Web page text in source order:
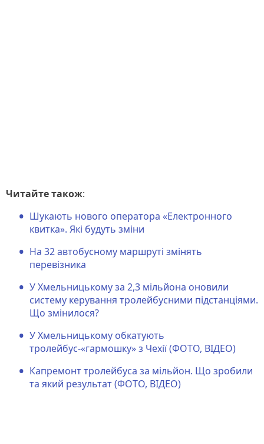
Читайте також:
Шукають нового оператора «Електронного
квитка». Які будуть зміни
На 32 автобусному маршруті змінять
перевізника
У Хмельницькому за 2,3 мільйона оновили
систему керування тролейбусними підстанціями.
Що змінилося?
У Хмельницькому обкатують
тролейбус-«гармошку» з Чехії (ФОТО, ВІДЕО)
Капремонт тролейбуса за мільйон. Що зробили
та який результат (ФОТО, ВІДЕО)